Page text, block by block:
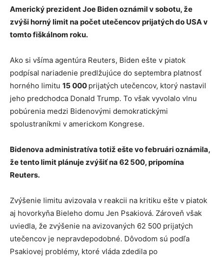
Americký prezident Joe Biden oznámil v sobotu, že
zvýši horný limit na počet utečencov prijatých do USA v
tomto fiškálnom roku.
Ako si všíma agentúra Reuters, Biden ešte v piatok
podpísal nariadenie predlžujúce do septembra platnosť
horného limitu 15 000 prijatých utečencov, ktorý nastavil
jeho predchodca Donald Trump. To však vyvolalo vlnu
pobúrenia medzi Bidenovými demokratickými
spolustraníkmi v americkom Kongrese.
Bidenova administratíva totiž ešte vo februári oznámila,
že tento limit plánuje zvýšiť na 62 500, pripomína
Reuters.
Zvýšenie limitu avizovala v reakcii na kritiku ešte v piatok
aj hovorkyňa Bieleho domu Jen Psakiová. Zároveň však
uviedla, že zvýšenie na avizovaných 62 500 prijatých
utečencov je nepravdepodobné. Dôvodom sú podľa
Psakiovej problémy, ktoré vláda zdedila po